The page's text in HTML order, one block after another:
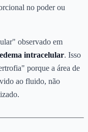
no poder ou
observado em
edema intracelular. Isso
porque a área de
ao fluido, não